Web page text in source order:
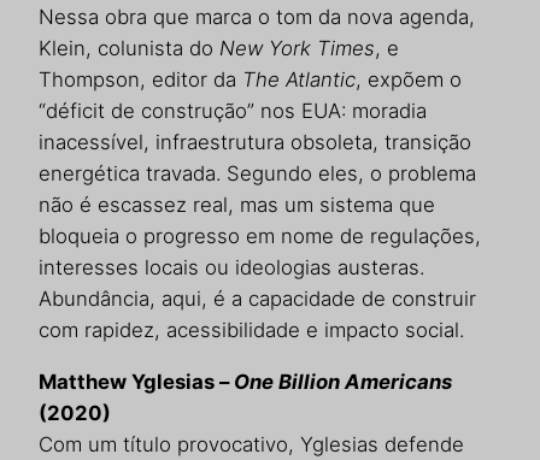
Nessa obra que marca o tom da nova agenda,
Klein, colunista do New York Times, e
Thompson, editor da The Atlantic, expõem o
“déficit de construção” nos EUA: moradia
inacessível, infraestrutura obsoleta, transição
energética travada. Segundo eles, o problema
não é escassez real, mas um sistema que
bloqueia o progresso em nome de regulações,
interesses locais ou ideologias austeras.
Abundância, aqui, é a capacidade de construir
com rapidez, acessibilidade e impacto social.
Matthew Yglesias – One Billion Americans
(2020)
Com um título provocativo, Yglesias defende